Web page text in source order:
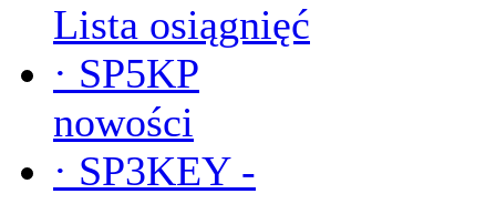
Lista osiągnięć
· SP5KP
nowości
· SP3KEY -